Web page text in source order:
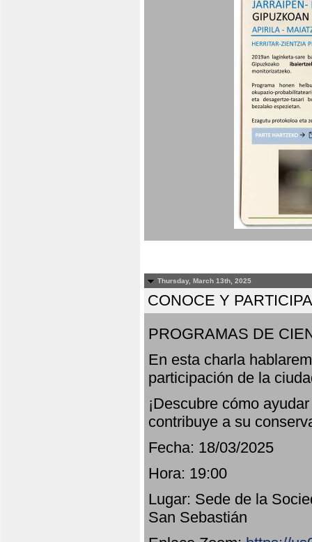
Thursday, March 13th, 2025
CONOCE Y
PROGRAMAS DE
En esta charla
participación de la
¡Descubre cómo
contribuye a su
Fecha: 18/03/2025
Hora: 19:00
Lugar: Sede de la
San Sebastián